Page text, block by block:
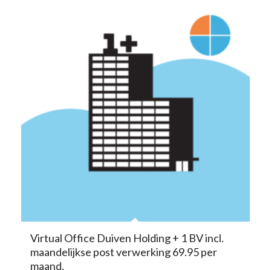
Virtual Office Duiven Holding + 1 BV incl.
maandelijkse post verwerking 69.95 per
maand.